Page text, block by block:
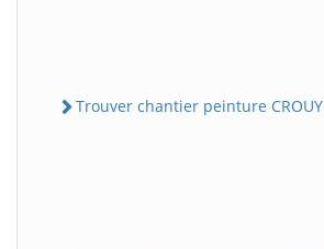
Trouver chantier peinture CROUY